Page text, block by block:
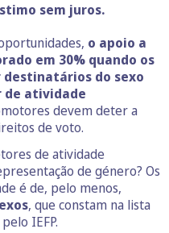
sem juros.
o apoio a
em 30% quando os
do sexo
de atividade
devem deter a
de voto.
de atividade
de género? Os
é de, pelo menos,
, que constam na lista
IEFP.